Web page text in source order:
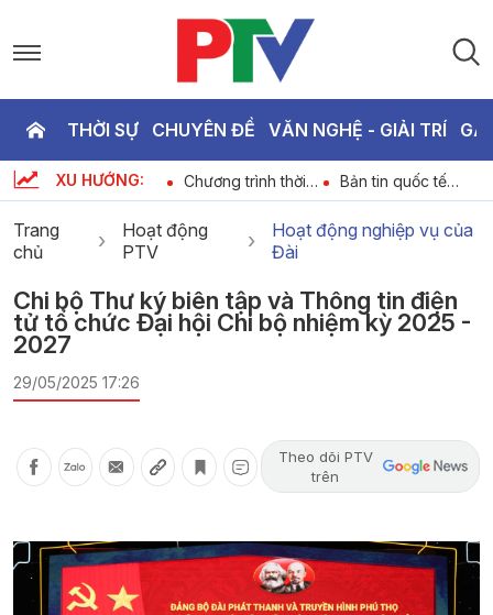
THỜI SỰ CHUYÊN ĐỀ VĂN NGHỆ - GIẢI TRÍ
XU HƯỚNG:
Dự báo thời tiết
ngày 06-08-2026
Chương trình thời
sự ngày 06-08-
Bản tin quốc tế
18h45 ngày 06-
Trang
chủ
Hoạt động
PTV
Hoạt động nghiệp vụ của
Đài
Chi bộ Thư ký biên tập và Thông tin điện
tử tổ chức Đại hội Chi bộ nhiệm kỳ 2025 -
2027
29/05/2025 17:26
Theo dõi PTV
trên